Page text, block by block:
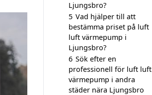
Ljungsbro?
5 Vad hjälper till att
bestämma priset på luft
luft värmepump i
Ljungsbro?
6 Sök efter en
professionell för luft luft
värmepump i andra
städer nära Ljungsbro